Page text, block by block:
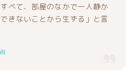
べて、部屋のなかで一人静か
きないことから生ずる」と言